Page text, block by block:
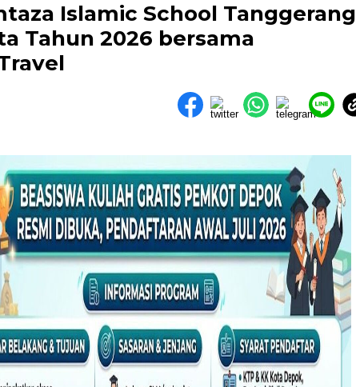
Islamic School Tanggerang
Tahun 2026 bersama